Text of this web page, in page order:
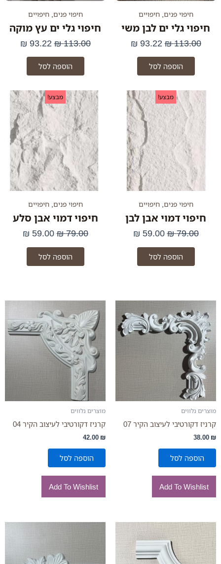
חיפוי פנים ,חיפויים
חיפוי גלי ים לבן משי
113.00
₪
93.22
₪
הוספה לסל
חיפוי פנים ,חיפויים
חיפוי גלי ים עץ מוקה
113.00
₪
93.22
₪
הוספה לסל
מבצע!
חיפוי פנים,חיפויים
חיפוי דמוי אבן לבן
79.00
₪
המחיר
המקורי
היה:
79.00 ₪.
59.00
₪
המחיר
הנוכחי
הוא:
59.00 ₪.
הוספה לסל
מבצע!
חיפוי פנים,חיפויים
חיפוי דמוי אבן סלע
79.00
₪
המחיר
המקורי
היה:
79.00 ₪.
59.00
₪
הוא:
59.00 ₪.
הוספה לסל
מוצרים נלווים
קרניז דקורטיבי לעיצוב הקיר 07
38.00 ₪
הוספה לסל
Add To Wishlist
מוצרים נלווים
קרניז דקורטיבי לעיצוב הקיר 04
42.00 ₪
הוספה לסל
Add To Wishlist